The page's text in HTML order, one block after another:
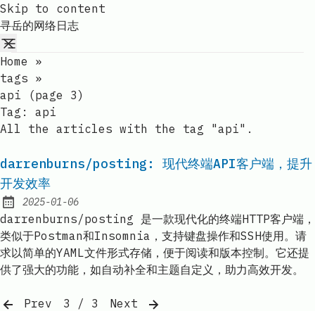
Skip to content
寻岳的网络日志
Home
»
tags »
api (page 3)
Tag: api
All the articles with the tag "api".
darrenburns/posting: 现代终端API客户端，提升
开发效率
Published:
2025-01-06
darrenburns/posting 是一款现代化的终端HTTP客户端，
类似于Postman和Insomnia，支持键盘操作和SSH使用。请
求以简单的YAML文件形式存储，便于阅读和版本控制。它还提
供了强大的功能，如自动补全和主题自定义，助力高效开发。
Prev 3 / 3
Next